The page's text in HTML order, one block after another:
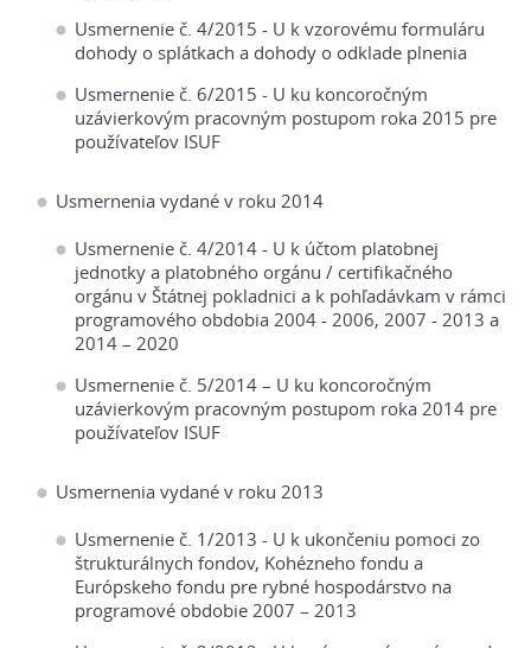
Usmernenie č. 4/2015 - U k vzorovému formuláru
dohody o splátkach a dohody o odklade plnenia
Usmernenie č. 6/2015 - U ku koncoročným
uzávierkovým pracovným postupom roka 2015 pre
používateľov ISUF
Usmernenia vydané v roku 2014
Usmernenie č. 4/2014 - U k účtom platobnej
jednotky a platobného orgánu / certifikačného
orgánu v Štátnej pokladnici a k pohľadávkam v rámci
programového obdobia 2004 - 2006, 2007 - 2013 a
2014 – 2020
Usmernenie č. 5/2014 – U ku koncoročným
uzávierkovým pracovným postupom roka 2014 pre
používateľov ISUF
Usmernenia vydané v roku 2013
Usmernenie č. 1/2013 - U k ukončeniu pomoci zo
štrukturálnych fondov, Kohézneho fondu a
Európskeho fondu pre rybné hospodárstvo na
programové obdobie 2007 – 2013